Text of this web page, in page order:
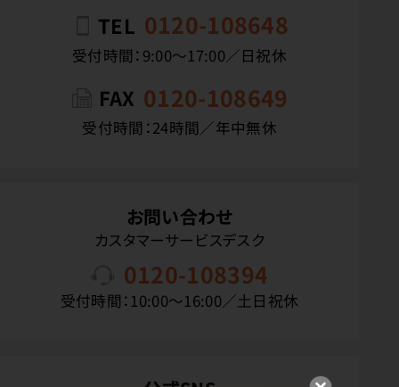
TEL 0120-108648
受付時間：9:00〜17:00／日祝休
FAX 0120-108649
受付時間：24時間／年中無休
お問い合わせ
カスタマーサービスデスク
0120-108394
受付時間：10:00〜16:00／土日祝休